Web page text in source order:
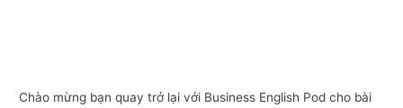
Chào mừng bạn quay trở lại với Business English Pod cho bài